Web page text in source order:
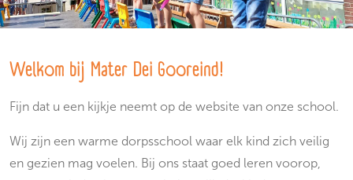
Welkom bij Mater Dei Gooreind!
Fijn dat u een kijkje neemt op de website van onze school.
Wij zijn een warme dorpsschool waar elk kind zich veilig
en gezien mag voelen. Bij ons staat goed leren voorop,